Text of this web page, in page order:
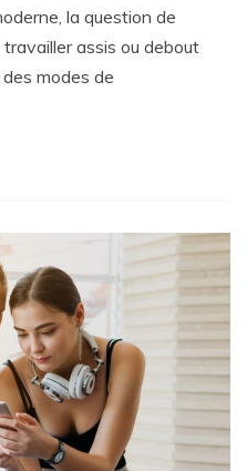
la question de
assis ou debout
modes de